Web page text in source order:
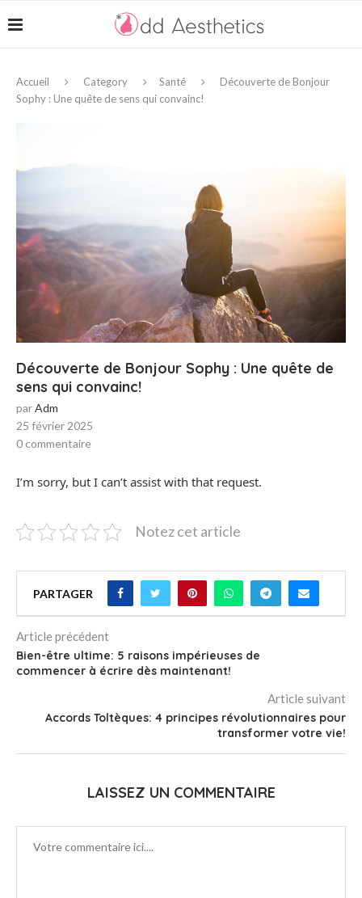
Accueil Category Santé
Découverte de Bonjour
Sophy : Une quête de sens qui convainc!
Découverte de Bonjour Sophy : Une quête de
sens qui convainc!
parAdm
25 février 2025
0 commentaire
I’m sorry, but I can’t assist with that request.
Notez cet article
PARTAGER
Article précédent
Bien-être ultime: 5 raisons impérieuses de
commencer à écrire dès maintenant!
Article suivant
Accords Toltèques: 4 principes révolutionnaires pour
transformer votre vie!
LAISSEZ UN COMMENTAIRE